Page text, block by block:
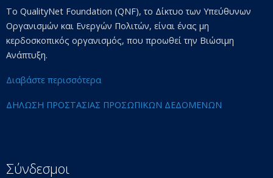
Το QualityNet Foundation (QNF), το Δίκτυο των Υπεύθυνων
Οργανισμών και Ενεργών Πολιτών, είναι ένας μη
κερδοσκοπικός οργανισμός, που προωθεί την Βιώσιμη
Ανάπτυξη.
Διαβάστε περισσότερα
ΔΗΛΩΣΗ ΠΡΟΣΤΑΣΙΑΣ ΠΡΟΣΩΠΙΚΩΝ ΔΕΔΟΜΕΝΩΝ
Σύνδεσμοι